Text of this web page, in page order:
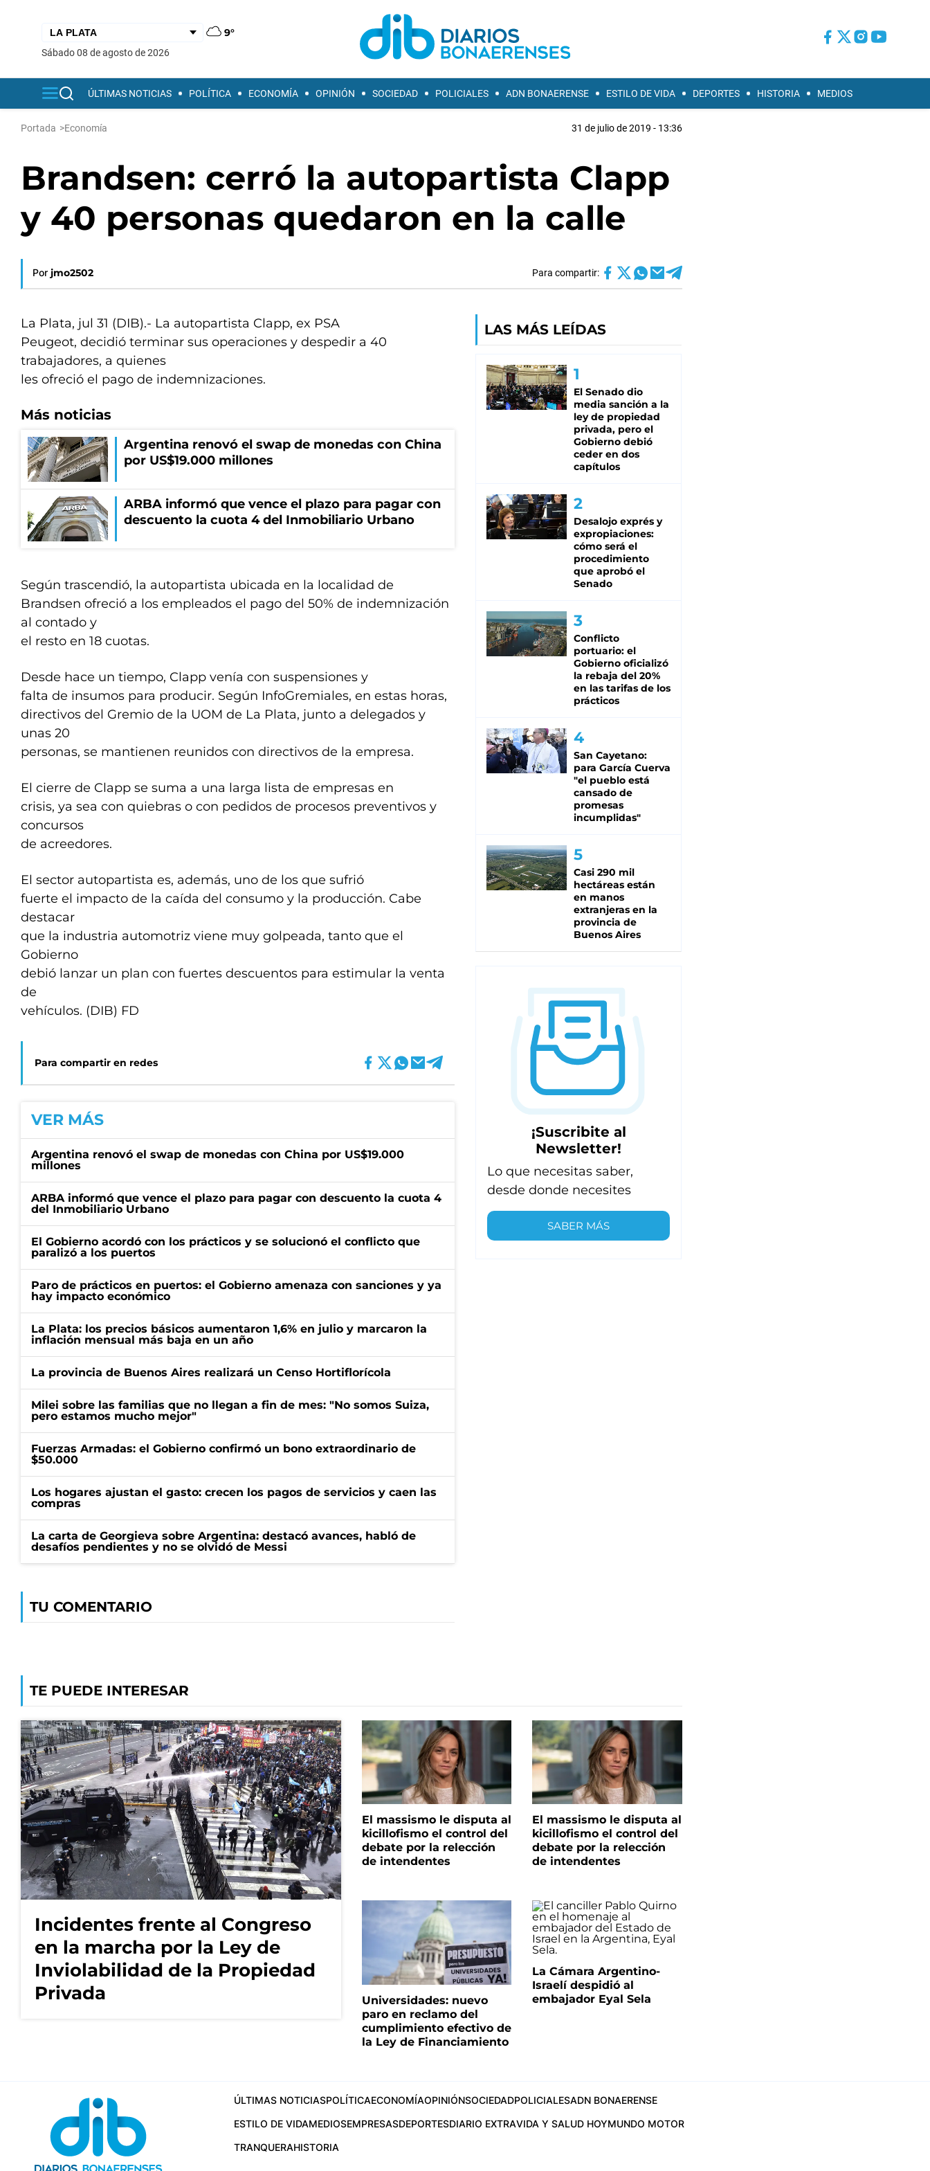
9°
sábado 08 de agosto de 2026
ÚLTIMAS NOTICIAS POLÍTICA ECONOMÍA OPINIÓN SOCIEDAD POLICIALES ADN BONAERENSE ESTILO DE VIDA DEPORTES HISTORIA MEDIOS
Portada >Economía 31 de julio de 2019 - 13:36
Brandsen: cerró la autopartista Clapp
y 40 personas quedaron en la calle
Por jmo2502 Para compartir:
La Plata, jul 31 (DIB).- La autopartista Clapp, ex PSA
Peugeot, decidió terminar sus operaciones y despedir a 40
trabajadores, a quienes
les ofreció el pago de indemnizaciones.
Más noticias
Argentina renovó el swap de monedas con China
por US$19.000 millones
ARBA informó que vence el plazo para pagar con
descuento la cuota 4 del Inmobiliario Urbano
Según trascendió, la autopartista ubicada en la localidad de
Brandsen ofreció a los empleados el pago del 50% de indemnización
al contado y
el resto en 18 cuotas.
Desde hace un tiempo, Clapp venía con suspensiones y
falta de insumos para producir. Según InfoGremiales, en estas horas,
directivos del Gremio de la UOM de La Plata, junto a delegados y
unas 20
personas, se mantienen reunidos con directivos de la empresa.
El cierre de Clapp se suma a una larga lista de empresas en
crisis, ya sea con quiebras o con pedidos de procesos preventivos y
concursos
de acreedores.
El sector autopartista es, además, uno de los que sufrió
fuerte el impacto de la caída del consumo y la producción. Cabe
destacar
que la industria automotriz viene muy golpeada, tanto que el
Gobierno
debió lanzar un plan con fuertes descuentos para estimular la venta
de
vehículos. (DIB) FD
Para compartir en redes
VER MÁS
Argentina renovó el swap de monedas con China por US$19.000
millones
ARBA informó que vence el plazo para pagar con descuento la cuota 4
del Inmobiliario Urbano
El Gobierno acordó con los prácticos y se solucionó el conflicto que
paralizó a los puertos
Paro de prácticos en puertos: el Gobierno amenaza con sanciones y ya
hay impacto económico
La Plata: los precios básicos aumentaron 1,6% en julio y marcaron la
inflación mensual más baja en un año
La provincia de Buenos Aires realizará un Censo Hortiflorícola
Milei sobre las familias que no llegan a fin de mes: "No somos Suiza,
pero estamos mucho mejor"
Fuerzas Armadas: el Gobierno confirmó un bono extraordinario de
$50.000
Los hogares ajustan el gasto: crecen los pagos de servicios y caen las
compras
La carta de Georgieva sobre Argentina: destacó avances, habló de
desafíos pendientes y no se olvidó de Messi
TU COMENTARIO
LAS MÁS LEÍDAS
El Senado dio
media sanción a la
ley de propiedad
privada, pero el
Gobierno debió
ceder en dos
capítulos
Desalojo exprés y
expropiaciones:
cómo será el
procedimiento
que aprobó el
Senado
Conflicto
portuario: el
Gobierno oficializó
la rebaja del 20%
en las tarifas de los
prácticos
San Cayetano:
para García Cuerva
"el pueblo está
cansado de
promesas
incumplidas"
Casi 290 mil
hectáreas están
en manos
extranjeras en la
provincia de
Buenos Aires
¡Suscribite al
Newsletter!
Lo que necesitas saber,
desde donde necesites
SABER MÁS
TE PUEDE INTERESAR
Incidentes frente al Congreso
en la marcha por la Ley de
Inviolabilidad de la Propiedad
Privada
El massismo le disputa al
kicillofismo el control del
debate por la relección
de intendentes
El massismo le disputa al
kicillofismo el control del
debate por la relección
de intendentes
Universidades: nuevo
paro en reclamo del
cumplimiento efectivo de
la Ley de Financiamiento
La Cámara Argentino-
Israelí despidió al
embajador Eyal Sela
ÚLTIMAS NOTICIASPOLÍTICAECONOMÍAOPINIÓNSOCIEDADPOLICIALESADN BONAERENSE
ESTILO DE VIDAMEDIOSEMPRESASDEPORTESDIARIO EXTRAVIDA Y SALUD HOYMUNDO MOTOR
TRANQUERAHISTORIA